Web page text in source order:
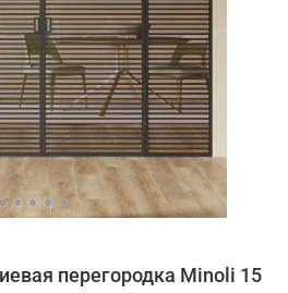
перегородка Minoli 15